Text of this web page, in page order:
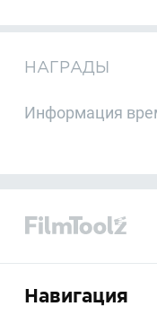
НАГРАДЫ
Информация
Навигация